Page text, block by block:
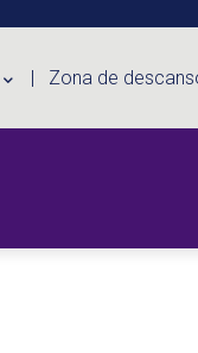
Zona de